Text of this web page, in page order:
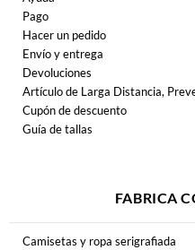
Pago
Hacer un pedido
Envío y entrega
Devoluciones
Artículo de Larga Distancia,
Cupón de descuento
Guía de tallas
FABRICA
Camisetas y ropa serigrafiada